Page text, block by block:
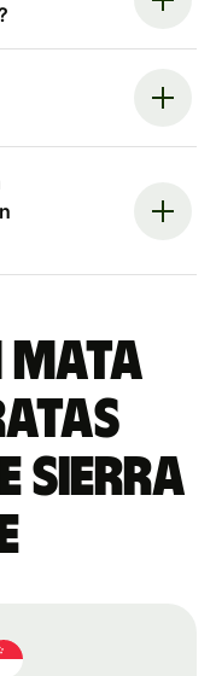
mata
Sierra